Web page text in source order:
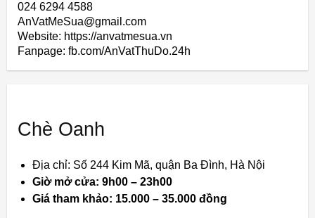
024 6294 4588
AnVatMeSua@gmail.com
Website: https://anvatmesua.vn
Fanpage: fb.com/AnVatThuDo.24h
Chè Oanh
Địa chỉ: Số 244 Kim Mã, quận Ba Đình, Hà Nội
Giờ mở cửa: 9h00 – 23h00
Giá tham khảo: 15.000 – 35.000 đồng